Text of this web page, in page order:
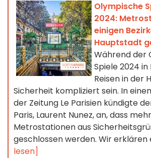
Olympische
2024:
einigen
Hauptstadt
Während der
Spiele 2024 in
Reisen in der
Sicherheit kompliziert sein. In
der Zeitung Le Parisien kündigte
Paris, Laurent Nunez, an, dass
Metrostationen aus
geschlossen werden. Wir erklären
lesen]